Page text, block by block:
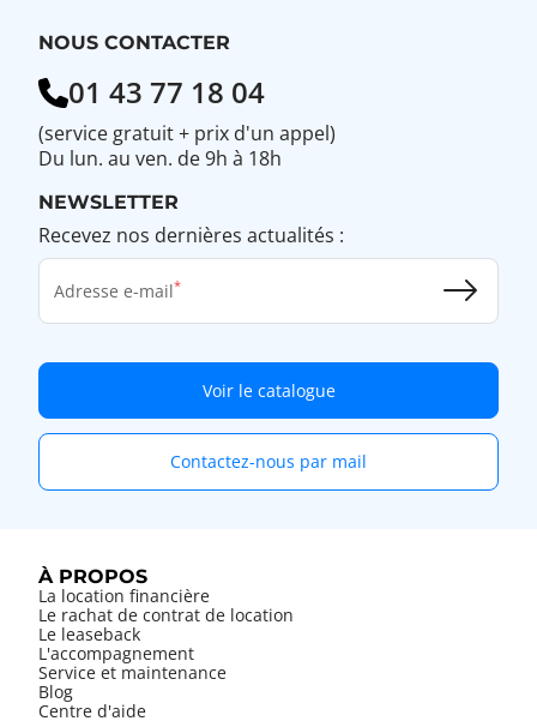
NOUS CONTACTER
01 43 77 18 04
(service gratuit + prix d'un appel)
Du lun. au ven. de 9h à 18h
NEWSLETTER
Recevez nos dernières actualités :
Adresse e-mail
Voir le catalogue
Contactez-nous par mail
À PROPOS
La location financière
Le rachat de contrat de location
Le leaseback
L'accompagnement
Service et maintenance
Blog
Centre d'aide